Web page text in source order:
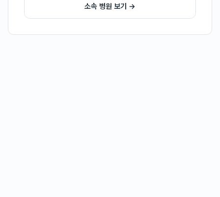
소속 병원 보기 →